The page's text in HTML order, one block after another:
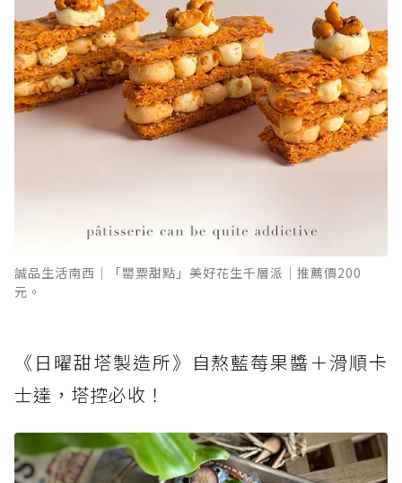
誠品生活南西│「罌粟甜點」美好花生千層派│推薦價200
元。
《日曜甜塔製造所》自熬藍莓果醬＋滑順卡
士達，塔控必收！